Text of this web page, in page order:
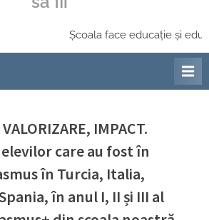
Școala face educație și
IMPACT.
care au fost în
în Turcia, Italia,
în anul I, II și III al